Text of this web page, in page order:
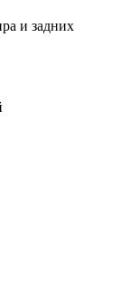
и задних